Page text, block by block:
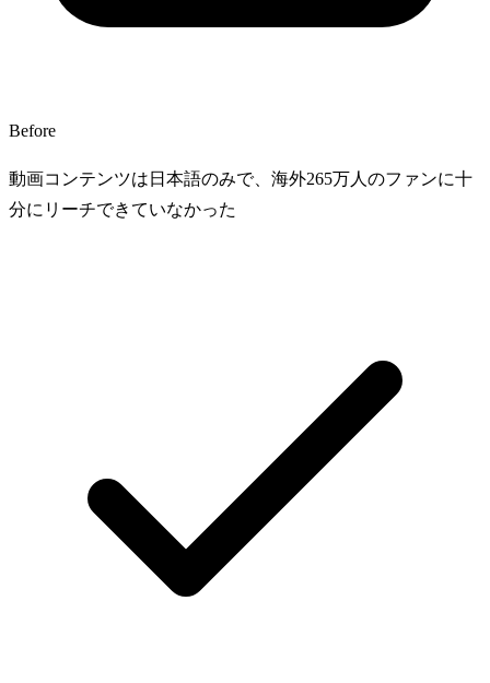
Before
動画コンテンツは日本語のみで、海外265万人のファンに十
分にリーチできていなかった